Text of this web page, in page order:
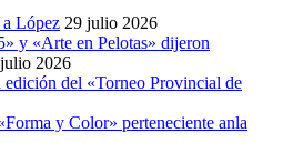
López 29 julio 2026
y «Arte en Pelotas» dijeron
2026
del «Torneo Provincial de
y Color» perteneciente anla